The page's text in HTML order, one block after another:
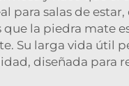
para salas de estar,
la piedra mate
Su larga vida útil
diseñada para